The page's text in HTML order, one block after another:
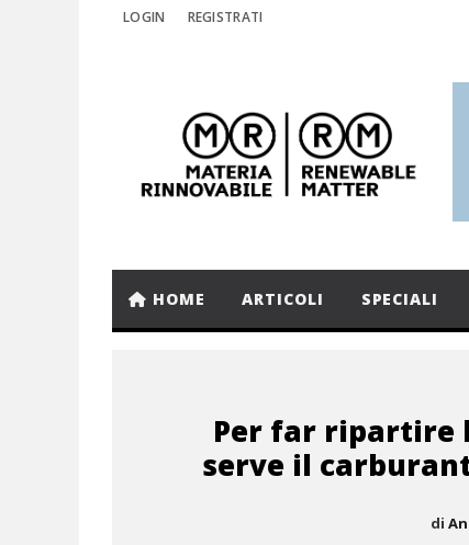
LOGIN REGISTRATI
HOME ARTICOLI SPECIALI
Per far ripartire
serve il
di